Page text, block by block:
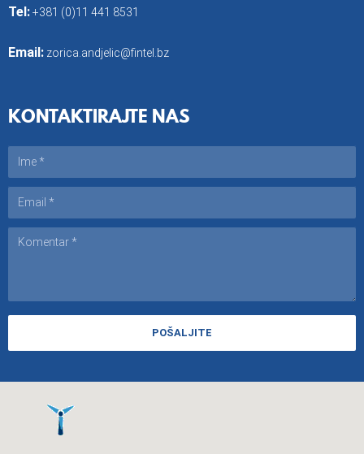
Tel:+381 (0)11 441 8531
Email: zorica.andjelic@fintel.bz
KONTAKTIRAJTE NAS
POŠALJITE